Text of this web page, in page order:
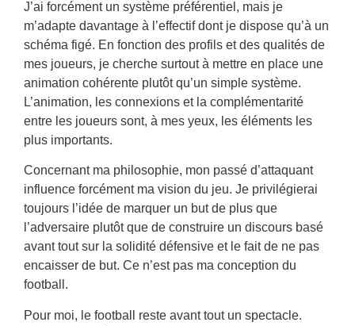
J’ai forcément un système préférentiel, mais je
m’adapte davantage à l’effectif dont je dispose qu’à un
schéma figé. En fonction des profils et des qualités de
mes joueurs, je cherche surtout à mettre en place une
animation cohérente plutôt qu’un simple système.
L’animation, les connexions et la complémentarité
entre les joueurs sont, à mes yeux, les éléments les
plus importants.
Concernant ma philosophie, mon passé d’attaquant
influence forcément ma vision du jeu. Je privilégierai
toujours l’idée de marquer un but de plus que
l’adversaire plutôt que de construire un discours basé
avant tout sur la solidité défensive et le fait de ne pas
encaisser de but. Ce n’est pas ma conception du
football.
Pour moi, le football reste avant tout un spectacle.